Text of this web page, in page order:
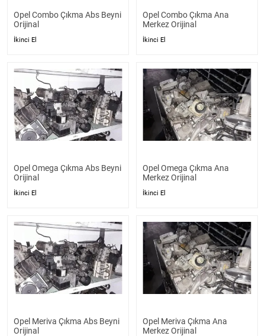
Opel Combo Çıkma Abs Beyni
Orijinal
İkinci El
Opel Combo Çıkma Ana
Merkez Orijinal
İkinci El
Opel Omega Çıkma Abs Beyni
Orijinal
İkinci El
Opel Omega Çıkma Ana
Merkez Orijinal
İkinci El
Opel Meriva Çıkma Abs Beyni
Orijinal
Opel Meriva Çıkma Ana
Merkez Orijinal